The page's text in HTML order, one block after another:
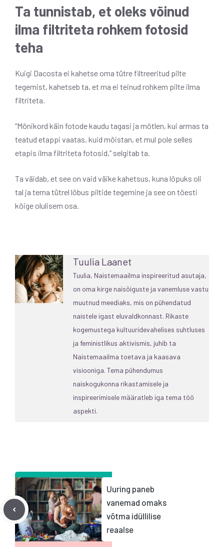
Ta tunnistab, et oleks võinud
ilma filtriteta rohkem fotosid
teha
Kuigi Dacosta ei kahetse oma tütre filtreeritud pilte
tegemist, kahetseb ta, et ma ei teinud rohkem pilte ilma
filtriteta.
“Mõnikord käin fotode kaudu tagasi ja mõtlen, kui armas ta
teatud etappi vaatas, kuid mõistan, et mul pole selles
etapis ilma filtriteta fotosid,” selgitab ta.
Ta väidab, et see on vaid väike kahetsus, kuna lõpuks oli
tal ja tema tütrel lõbus piltide tegemine ja see on tõesti
kõige olulisem osa.
Tuulia Laanet
Tuulia, Naistemaailma inspireeritud asutaja,
on oma kirge naisõiguste ja vanemluse vastu
muutnud meediaks, mis on pühendatud
naistele igast eluvaldkonnast. Rikaste
kogemustega kultuuridevahelises suhtluses
ja feministlikus aktivismis, juhib ta
Naistemaailma toetava ja kaasava
visiooniga. Tema pühendumus
naiskogukonna rikastamisele ja
inspireerimisele määratleb iga tema töö
aspekti.
Uuring paneb
vanemad omaks
võtma idüllilise
reaalse